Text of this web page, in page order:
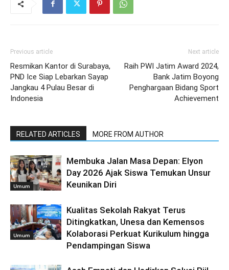
Previous article
Resmikan Kantor di Surabaya,
PND Ice Siap Lebarkan Sayap
Jangkau 4 Pulau Besar di
Indonesia
Next article
Raih PWI Jatim Award 2024,
Bank Jatim Boyong
Penghargaan Bidang Sport
Achievement
RELATED ARTICLES MORE FROM AUTHOR
Umum
Membuka Jalan Masa Depan: Elyon
Day 2026 Ajak Siswa Temukan Unsur
Keunikan Diri
Umum
Kualitas Sekolah Rakyat Terus
Ditingkatkan, Unesa dan Kemensos
Kolaborasi Perkuat Kurikulum hingga
Pendampingan Siswa